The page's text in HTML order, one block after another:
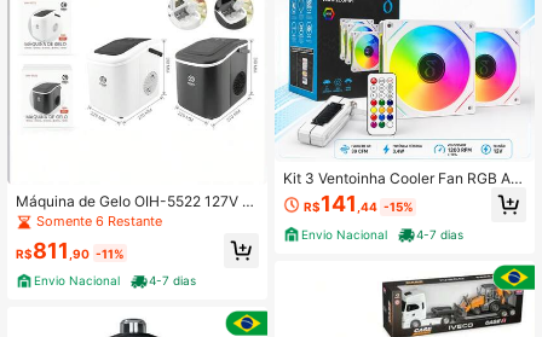
Máquina de Gelo OIH-5522 127V Pr
oduz 12 kg por Dia Design Compact
o Sem Instalação Hidráulica Reserv
atório 1,3 Litros Eficiência Energétic
a
Somente 6 Restante
R$811 ,90 -11%
Envio Nacional
4-7 dias
Kit 3 Ventoinha Cooler Fan RGB AR
GB 120mm Branco com Controle e
Controladora Hub - Delta
R$141 ,44 -15%
Envio Nacional
4-7 dias